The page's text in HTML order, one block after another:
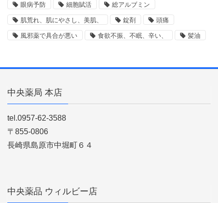
眼病予防 細胞賦活 総アルブミン
肌荒れ、肌にやさし、美肌、 錠剤 頭痛
風邪薬で具合が悪い 食欲不振、不眠、辛い、 髪油
中央薬局 本店
tel.0957-62-3588
〒855-0806
長崎県島原市中堀町６４
中央薬品 ウィルビー店